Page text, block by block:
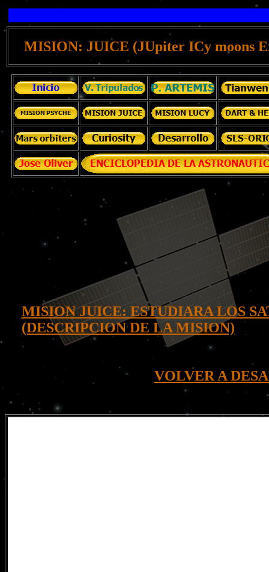
MISION: JUICE (JUpiter ICy moons
MISION JUICE: ESTUDIARA LOS
(DESCRIPCION DE LA MISION)
VOLVER A